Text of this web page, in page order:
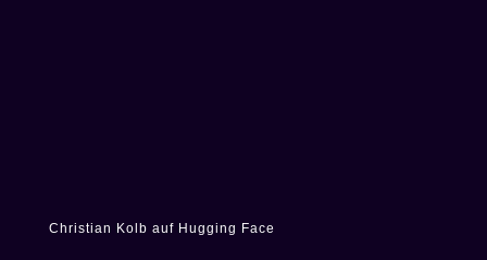
Christian Kolb auf Hugging Face